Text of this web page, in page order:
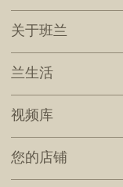
关于班兰
兰生活
视频库
您的店铺